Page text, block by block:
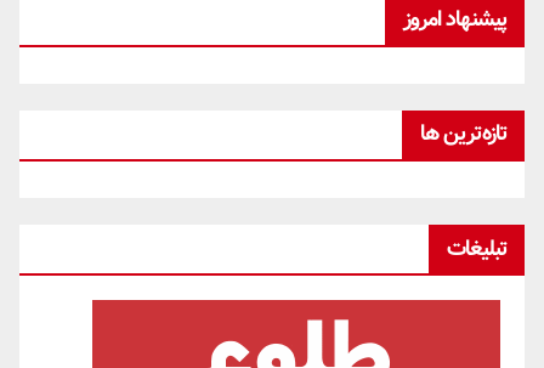
پیشنهاد امروز
تازه‌ترین ها
تبلیغات